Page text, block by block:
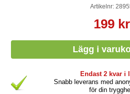
Artikelnr:
199 kr
Endast 2 kvar i
Snabb leverans med
för din